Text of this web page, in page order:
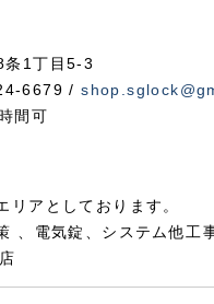
1丁目5-3
6679 /
間可
アとしております。
、電気錠、システム他工